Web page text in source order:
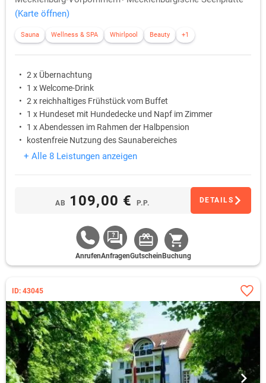
(Karte öffnen)
Sauna Wellness & SPA Whirlpool Beauty +1
2 x Übernachtung
1 x Welcome-Drink
2 x reichhaltiges Frühstück vom Buffet
1 x Hundeset mit Hundedecke und Napf im Zimmer
1 x Abendessen im Rahmen der Halbpension
kostenfreie Nutzung des Saunabereiches
+ Alle 8 Leistungen anzeigen
AB 109,00 € P.P. DETAILS
AnrufenAnfragenGutschein Buchung
ID: 43045